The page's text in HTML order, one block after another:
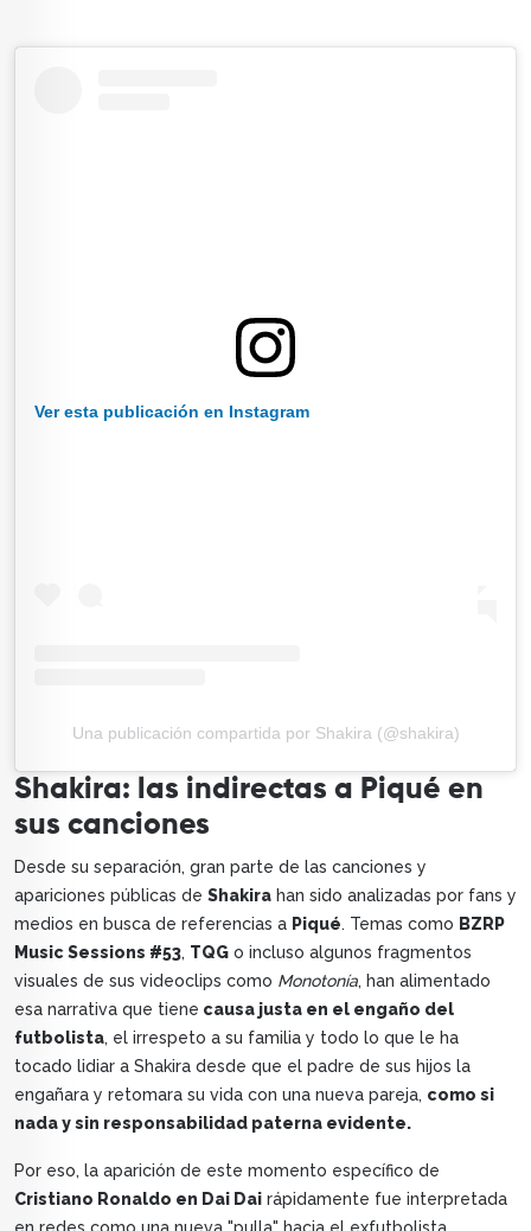
Ver esta publicación en Instagram
Una publicación compartida por Shakira (@shakira)
Shakira: las indirectas a Piqué en
sus canciones
Desde su separación, gran parte de las canciones y
apariciones públicas de Shakira han sido analizadas por fans y
medios en busca de referencias a Piqué. Temas como BZRP
Music Sessions #53, TQG o incluso algunos fragmentos
visuales de sus videoclips como Monotonía, han alimentado
esa narrativa que tiene causa justa en el engaño del
futbolista, el irrespeto a su familia y todo lo que le ha
tocado lidiar a Shakira desde que el padre de sus hijos la
engañara y retomara su vida con una nueva pareja, como si
nada y sin responsabilidad paterna evidente.
Por eso, la aparición de este momento específico de
Cristiano Ronaldo en Dai Dai rápidamente fue interpretada